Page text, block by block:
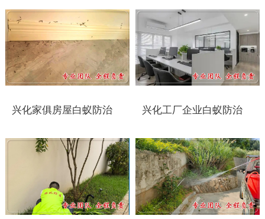
泰州白蚁防治
兴化白蚁防治
靖江白蚁防治
泰兴白蚁防治
扬州白蚁防治
宝应白蚁防治
高邮白蚁防治
兴化家俱房屋白蚁防治 兴化工厂企业白蚁防治